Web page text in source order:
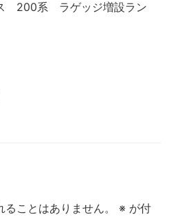
200系 ラゲッジ増設ラン
ことはありません。 ※ が付